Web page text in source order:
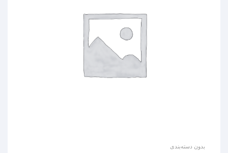
بدون دسته‌بندی